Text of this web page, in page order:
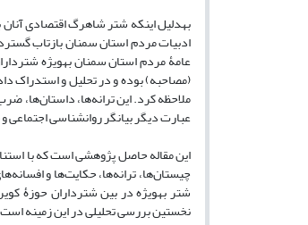
به­دلیل اینکه شتر شاهرگ اقتصادی
ادبیات مردم استان سمنان بازتاب
عامۀ مردم استان سمنان به­ویژه
(مصاحبه) بوده و در تحلیل و استدراک
ملاحظه کرد. این ترانه‌ها، داستان‌ها،
عبارت دیگر بیانگر روان­شناسی اجتماعی
این مقاله حاصل پژوهشی است که با
چیستان‌ها، ترانه‌ها، حکایت‌ها و
شتر به­ویژه در بین شترداران حوزۀ
نخستین بررسی تحلیلی در این زمینه